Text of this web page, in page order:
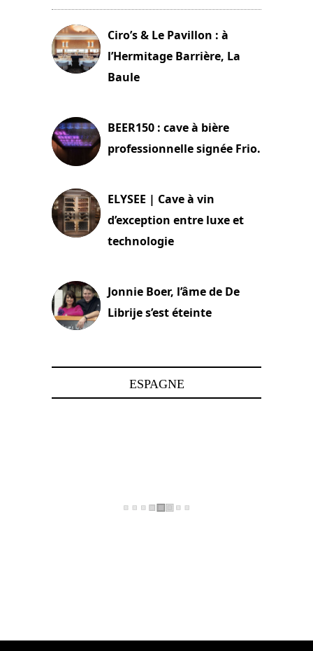
Ciro’s & Le Pavillon : à
l’Hermitage Barrière, La
Baule
BEER150 : cave à bière
professionnelle signée Frio.
ELYSEE | Cave à vin
d’exception entre luxe et
technologie
Jonnie Boer, l’âme de De
Librije s’est éteinte
ESPAGNE